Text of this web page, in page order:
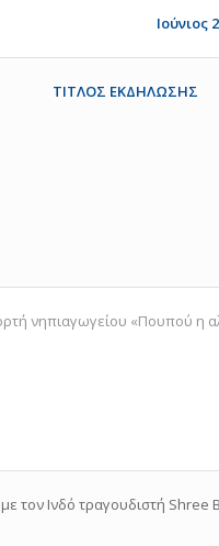
Ιούνιος
ΤΙΤΛΟΣ ΕΚΔΗΛΩΣΗΣ
νηπιαγωγείου «Πουπού η
τον Ινδό τραγουδιστή Shree